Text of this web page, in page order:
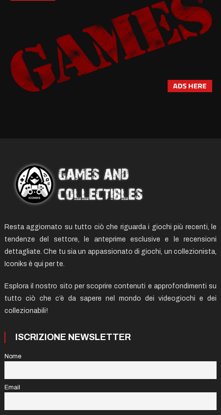
Resta aggiornato su tutto ciò che riguarda i giochi più recenti, le
tendenze del settore, le anteprime esclusive e le recensioni
dettagliate. Che tu sia un appassionato di giochi, un collezionista,
Iconiks è qui per te.
Esplora il nostro sito per scoprire contenuti e approfondimenti su
tutto ciò che c’è da sapere nel mondo dei videogiochi e dei
collezionabili!
ISCRIZIONE NEWSLETTER
Nome
Email